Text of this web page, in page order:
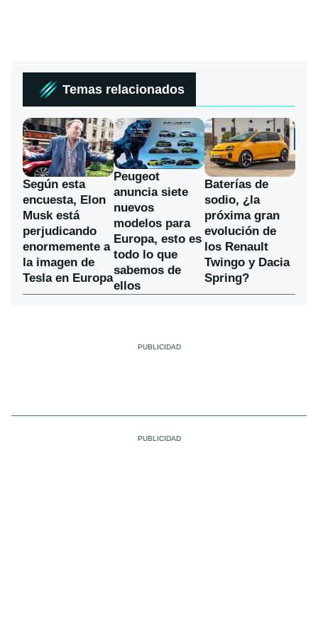
Temas relacionados
Según esta
encuesta, Elon
Musk está
perjudicando
enormemente a
la imagen de
Tesla en Europa
Peugeot
anuncia siete
nuevos
modelos para
Europa, esto es
todo lo que
sabemos de
ellos
Baterías de
sodio, ¿la
próxima gran
evolución de
los Renault
Twingo y Dacia
Spring?